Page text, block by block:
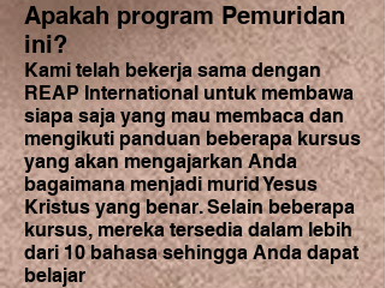
Apakah program Pemuridan
ini?
Kami telah bekerja sama dengan
REAP International untuk membawa
siapa saja yang mau membaca dan
mengikuti panduan beberapa kursus
yang akan mengajarkan Anda
bagaimana menjadi murid Yesus
Kristus yang benar. Selain beberapa
kursus, mereka tersedia dalam lebih
dari 10 bahasa sehingga Anda dapat
belajar